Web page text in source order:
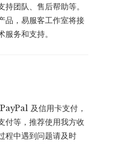
团队、售后帮助等。
品，易服客工作室将接
务和支持。
及信用卡支付，
付等，推荐使用我方收
程中遇到问题请及时